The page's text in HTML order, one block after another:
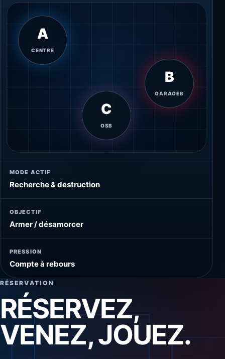
A
CENTRE
B
GARAGEB
C
OSB
MODE ACTIF
Recherche & destruction
OBJECTIF
Armer / désamorcer
PRESSION
Compte à rebours
RÉSERVATION
RÉSERVEZ,
VENEZ, JOUEZ.